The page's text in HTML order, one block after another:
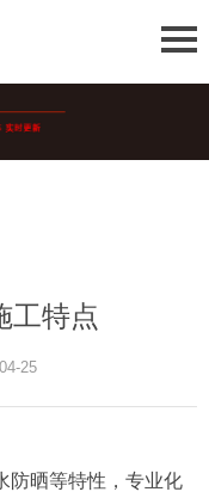
工特点
25
防晒等特性，专业化